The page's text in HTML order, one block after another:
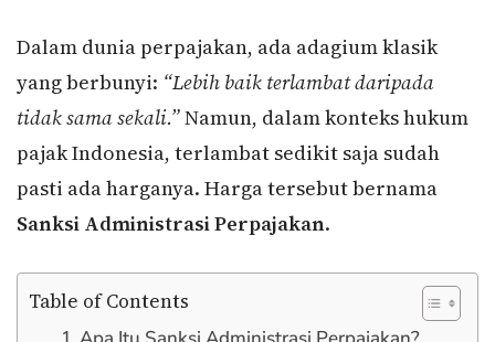
Dalam dunia perpajakan, ada adagium klasik
yang berbunyi: “Lebih baik terlambat daripada
tidak sama sekali.”Namun, dalam konteks hukum
pajak Indonesia, terlambat sedikit saja sudah
pasti ada harganya. Harga tersebut bernama
Sanksi Administrasi Perpajakan.
Table of Contents